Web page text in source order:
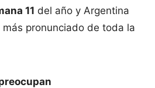
11 del año y Argentina
pronunciado de toda la